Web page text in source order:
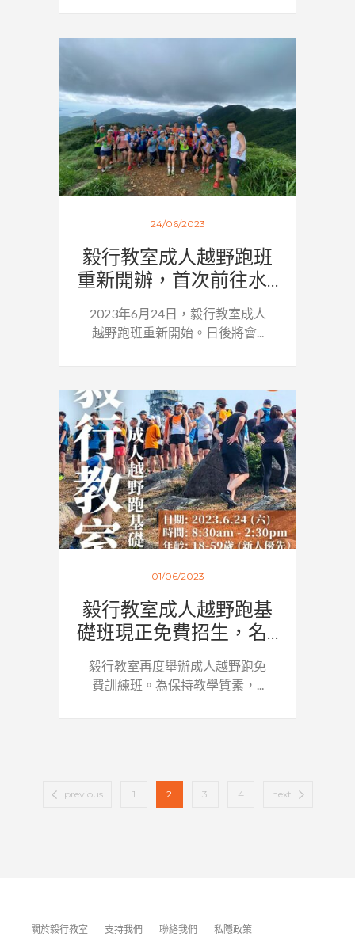
24/06/2023
毅行教室成人越野跑班
重新開辦，首次前往水...
2023年6月24日，毅行教室成人
越野跑班重新開始。日後將會...
01/06/2023
毅行教室成人越野跑基
礎班現正免費招生，名...
毅行教室再度舉辦成人越野跑免
費訓練班。為保持教學質素，...
previous 1 2 3 4 next
關於毅行教室 支持我們 聯絡我們 私隱政策